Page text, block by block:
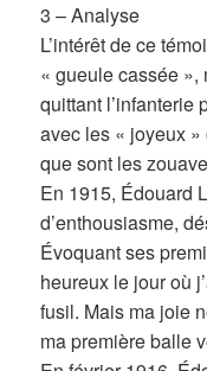
3 – Analyse
L’intérêt de ce
« gueule cassée »,
quittant l’infanterie
avec les « joyeux
que sont les
En 1915, Édouard
d’enthousiasme,
Évoquant ses
heureux le jour où
fusil. Mais ma joie
ma première balle